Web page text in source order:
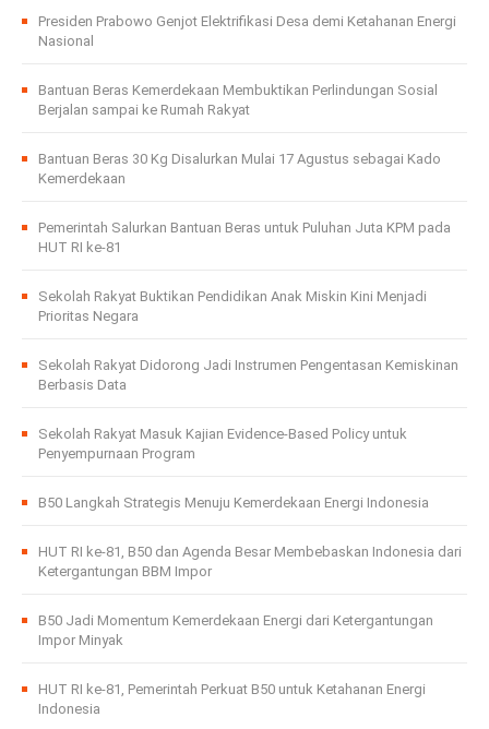
Presiden Prabowo Genjot Elektrifikasi Desa demi Ketahanan Energi
Nasional
Bantuan Beras Kemerdekaan Membuktikan Perlindungan Sosial
Berjalan sampai ke Rumah Rakyat
Bantuan Beras 30 Kg Disalurkan Mulai 17 Agustus sebagai Kado
Kemerdekaan
Pemerintah Salurkan Bantuan Beras untuk Puluhan Juta KPM pada
HUT RI ke-81
Sekolah Rakyat Buktikan Pendidikan Anak Miskin Kini Menjadi
Prioritas Negara
Sekolah Rakyat Didorong Jadi Instrumen Pengentasan Kemiskinan
Berbasis Data
Sekolah Rakyat Masuk Kajian Evidence-Based Policy untuk
Penyempurnaan Program
B50 Langkah Strategis Menuju Kemerdekaan Energi Indonesia
HUT RI ke-81, B50 dan Agenda Besar Membebaskan Indonesia dari
Ketergantungan BBM Impor
B50 Jadi Momentum Kemerdekaan Energi dari Ketergantungan
Impor Minyak
HUT RI ke-81, Pemerintah Perkuat B50 untuk Ketahanan Energi
Indonesia